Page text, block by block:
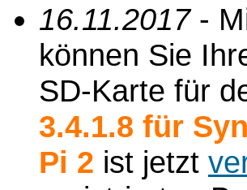
16.11.2017-
können Sie
SD-Karte für
3.4.1.8 für
Pi 2 ist jetzt